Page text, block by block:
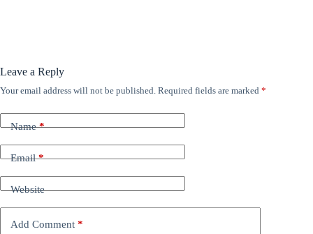
Leave a Reply
Your email address will not be published. Required fields are marked *
Name*
Email*
Website
Add Comment *